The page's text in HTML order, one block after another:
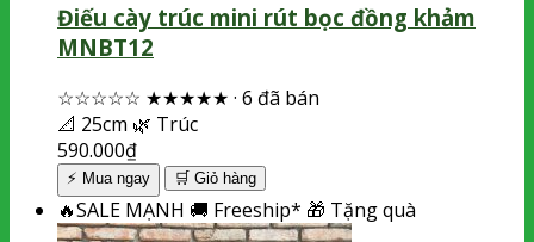
Điếu cày trúc mini rút bọc đồng khảm
MNBT12
☆☆☆☆☆ ★★★★★ · 6 đã bán
📐 25cm 🌿 Trúc
590.000₫
⚡ Mua ngay 🛒 Giỏ hàng
🔥SALE MẠNH 🚚 Freeship* 🎁 Tặng quà